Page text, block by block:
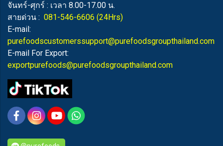
จันทร์-ศุกร์ : เวลา 8.00-17.00 น.
สายด่วน : 081-546-6606 (24Hrs)
E-mail:
purefoodscustomerssupport@purefoodsgroupthailand.com
E-mail For Export:
exportpurefoods@purefoodsgroupthailand.com